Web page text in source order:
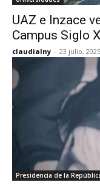
UAZ e Inzace
Campus Siglo
claudialny - 23 julio, 2025
Presidencia de la